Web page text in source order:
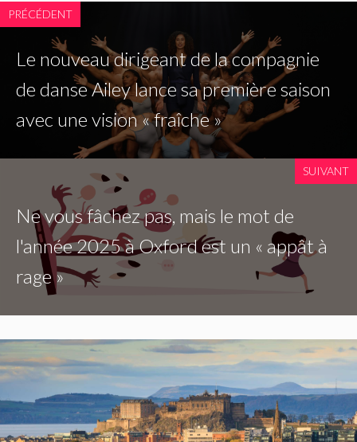
PRÉCÉDENT
Le nouveau dirigeant de la compagnie
de danse Ailey lance sa première saison
avec une vision « fraîche »
SUIVANT
Ne vous fâchez pas, mais le mot de
l'année 2025 à Oxford est un « appât à
rage »